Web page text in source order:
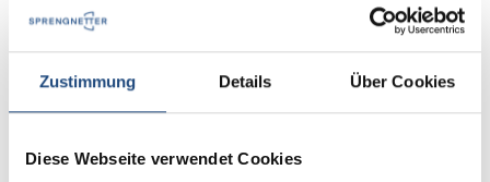
Zustimmung Details Über Cookies
Diese Webseite verwendet Cookies
sind Hybridmakler? Wofür sind sie angetreten?
Gut zu wissen